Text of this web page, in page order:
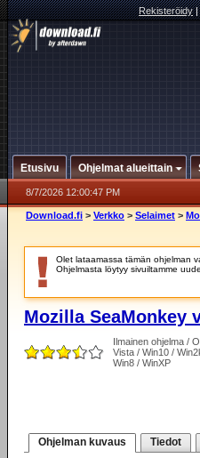
Rekisteröidy|
Etusivu Ohjelmat alueittain
8/7/2026 12:00:47 PM
Download.fi > Verkko > Selaimet >
Olet lataamassa tämän ohjelman
Ohjelmasta löytyy sivuiltamme
Mozilla SeaMonkey
Ilmainen ohjelma /
Vista / Win10 /
Win8 / WinXP
Ohjelman kuvaus Tiedot